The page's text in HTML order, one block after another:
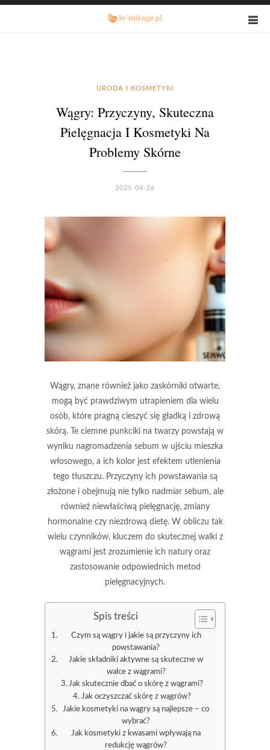
URODA I KOSMETYKI
Wągry: Przyczyny, Skuteczna
Pielęgnacja I Kosmetyki Na
Problemy Skórne
2025-04-26
Wągry, znane również jako zaskórniki otwarte,
mogą być prawdziwym utrapieniem dla wielu
osób, które pragną cieszyć się gładką i zdrową
skórą. Te ciemne punkciki na twarzy powstają w
wyniku nagromadzenia sebum w ujściu mieszka
włosowego, a ich kolor jest efektem utlenienia
tego tłuszczu. Przyczyny ich powstawania są
złożone i obejmują nie tylko nadmiar sebum, ale
również niewłaściwą pielęgnację, zmiany
hormonalne czy niezdrową dietę. W obliczu tak
wielu czynników, kluczem do skutecznej walki z
wągrami jest zrozumienie ich natury oraz
zastosowanie odpowiednich metod
pielęgnacyjnych.
Spis treści
Czym są wągry i jakie są przyczyny ich
powstawania?
Jakie składniki aktywne są skuteczne w
walce z wągrami?
Jak skutecznie dbać o skórę z wągrami?
Jak oczyszczać skórę z wągrów?
Jakie kosmetyki na wągry są najlepsze – co
wybrać?
Jak kosmetyki z kwasami wpływają na
redukcję wągrów?